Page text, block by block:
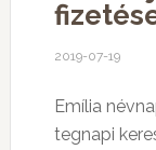
2019-07-19
Emília
tegnapi